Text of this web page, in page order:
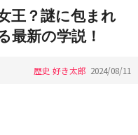
王？謎に包まれ
最新の学説！
歴史 好き太郎 2024/08/11